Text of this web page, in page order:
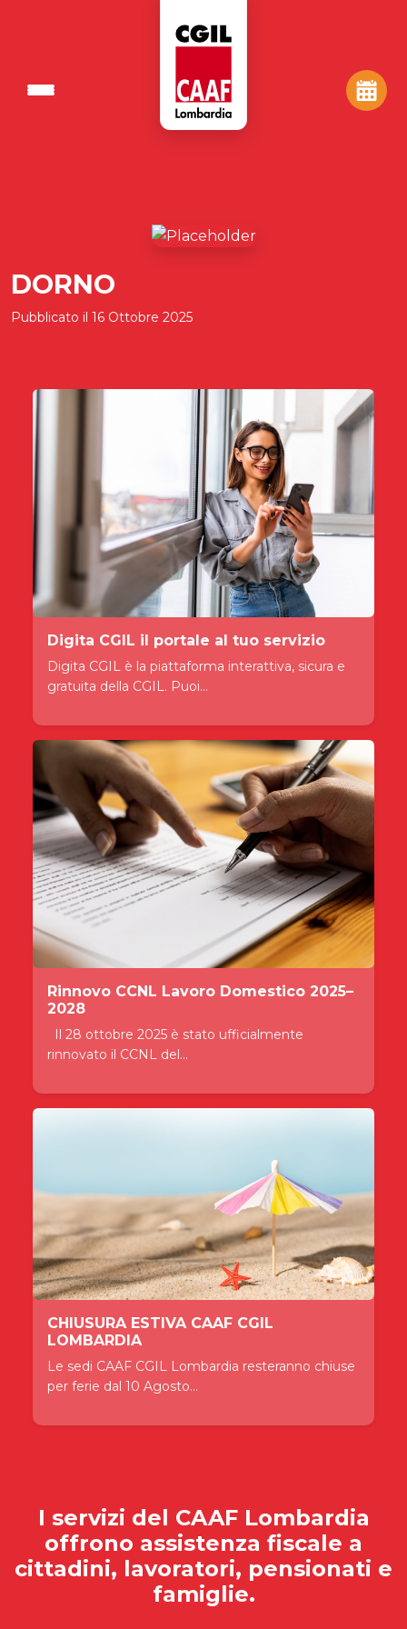
DORNO
Pubblicato il 16 Ottobre 2025
Digita CGIL il portale al tuo servizio
Digita CGIL è la piattaforma interattiva, sicura e
gratuita della CGIL. Puoi...
Rinnovo CCNL Lavoro Domestico 2025–
2028
Il 28 ottobre 2025 è stato ufficialmente
rinnovato il CCNL del...
CHIUSURA ESTIVA CAAF CGIL
LOMBARDIA
Le sedi CAAF CGIL Lombardia resteranno chiuse
per ferie dal 10 Agosto...
I servizi del CAAF Lombardia
offrono assistenza fiscale a
cittadini, lavoratori, pensionati e
famiglie.